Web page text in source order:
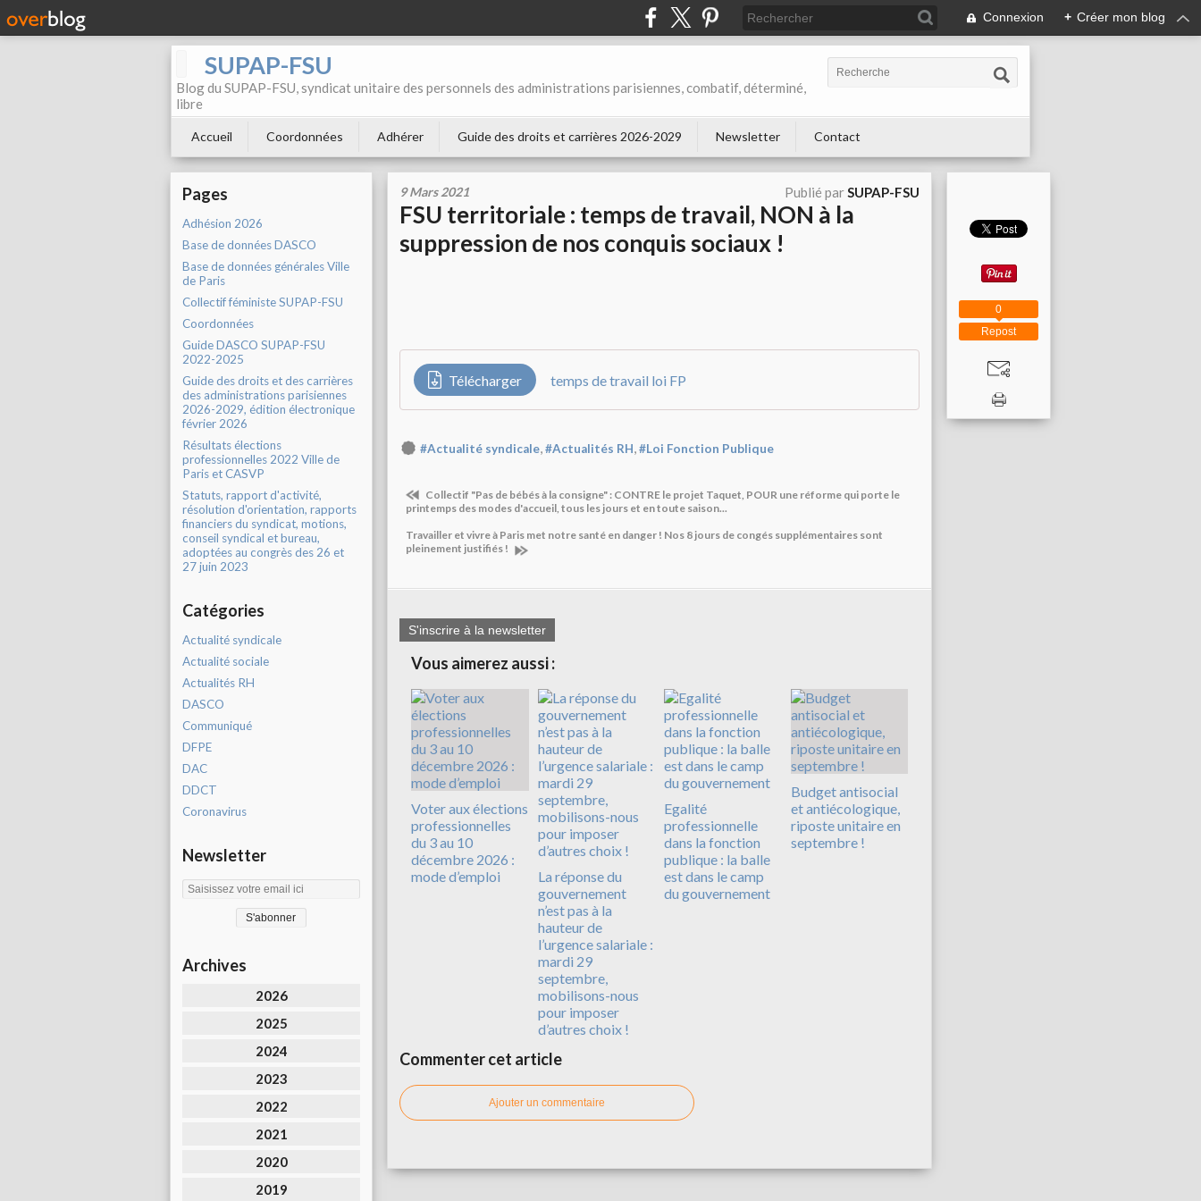
Connexion + Créer mon blog
SUPAP-FSU
Blog du SUPAP-FSU, syndicat unitaire des personnels des administrations parisiennes, combatif, déterminé,
libre
Accueil Coordonnées Adhérer Guide des droits et carrières 2026-2029 Newsletter Contact
Pages
Adhésion 2026
Base de données DASCO
Base de données générales Ville
de Paris
Collectif féministe SUPAP-FSU
Coordonnées
Guide DASCO SUPAP-FSU
2022-2025
Guide des droits et des carrières
des administrations parisiennes
2026-2029, édition électronique
février 2026
Résultats élections
professionnelles 2022 Ville de
Paris et CASVP
Statuts, rapport d'activité,
résolution d'orientation, rapports
financiers du syndicat, motions,
conseil syndical et bureau,
adoptées au congrès des 26 et
27 juin 2023
Catégories
Actualité syndicale
Actualité sociale
Actualités RH
DASCO
Communiqué
DFPE
DAC
DDCT
Coronavirus
Newsletter
Archives
2026
2025
2024
2023
2022
2021
2020
2019
9 Mars 2021 Publié parSUPAP-FSU
FSU territoriale : temps de travail, NON à la
suppression de nos conquis sociaux !
Télécharger temps de travail loi FP
#Actualité syndicale,#Actualités RH,#Loi Fonction Publique
Collectif "Pas de bébés à la consigne" : CONTRE le projet Taquet, POUR une réforme qui porte le
printemps des modes d'accueil, tous les jours et en toute saison...
Travailler et vivre à Paris met notre santé en danger ! Nos 8 jours de congés supplémentaires sont
pleinement justifiés !
S'inscrire à la newsletter
Vous aimerez aussi :
Voter aux élections
professionnelles
du 3 au 10
décembre 2026 :
mode d’emploi
La réponse du
gouvernement
n’est pas à la
hauteur de
l’urgence salariale :
mardi 29
septembre,
mobilisons-nous
pour imposer
d’autres choix !
Egalité
professionnelle
dans la fonction
publique : la balle
est dans le camp
du gouvernement
Budget antisocial
et antiécologique,
riposte unitaire en
septembre !
Commenter cet article
Ajouter un commentaire
Repost
0